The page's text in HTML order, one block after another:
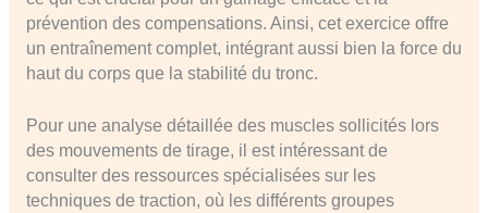
prévention des compensations. Ainsi, cet exercice offre
un entraînement complet, intégrant aussi bien la force du
haut du corps que la stabilité du tronc.
Pour une analyse détaillée des muscles sollicités lors
des mouvements de tirage, il est intéressant de
consulter des ressources spécialisées sur les
techniques de traction, où les différents groupes